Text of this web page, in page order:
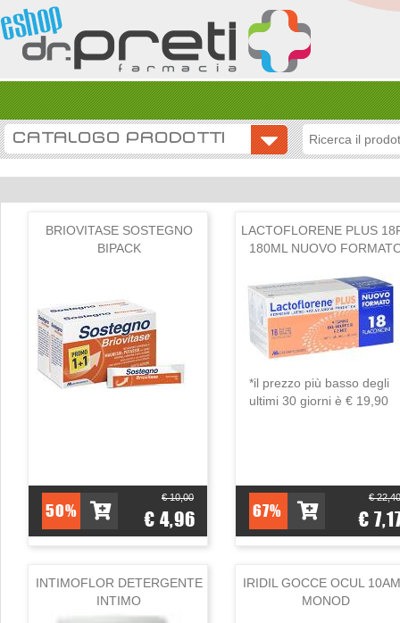
CATALOGO PRODOTTI
BRIOVITASE SOSTEGNO
BIPACK
50%
€ 10,00
€ 4,96
LACTOFLORENE PLUS
180ML NUOVO
*il prezzo più basso degli
ultimi 30 giorni è € 19,90
67%
€ 22,40
€
INTIMOFLOR DETERGENTE
INTIMO
IRIDIL GOCCE OCUL
MONOD